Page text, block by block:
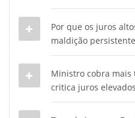
Por que os juros
maldição
Ministro cobra mais
critica juros elevados